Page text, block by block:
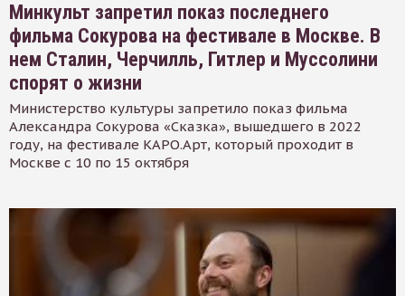
Минкульт запретил показ последнего
фильма Сокурова на фестивале в Москве. В
нем Сталин, Черчилль, Гитлер и Муссолини
спорят о жизни
Министерство культуры запретило показ фильма
Александра Сокурова «Сказка», вышедшего в 2022
году, на фестивале КАРО.Арт, который проходит в
Москве с 10 по 15 октября